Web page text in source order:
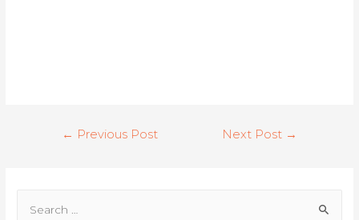
← Previous Post Next Post →